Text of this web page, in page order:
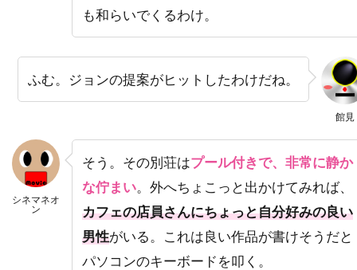
パシフィック・データ・イメージズ
パシフィック・データー・イメージズ
パティ・ダーバンヴィル
パディ・コンシダイン
パトリシア・クラークソン
パトリシア・ヒッチコック
パトリシア・ヒーリー
パトリシア・ベルチャー
パトリック・アンデション
も和らいでくるわけ。
館見
ふむ。ジョンの提案がヒットしたわけだね。
シネマネオ
ン
そう。その別荘はプール付きで、非常に静か
な佇まい。外へちょこっと出かけてみれば、
カフェの店員さんにちょっと自分好みの良い
男性がいる。これは良い作品が書けそうだと
パソコンのキーボードを叩く。